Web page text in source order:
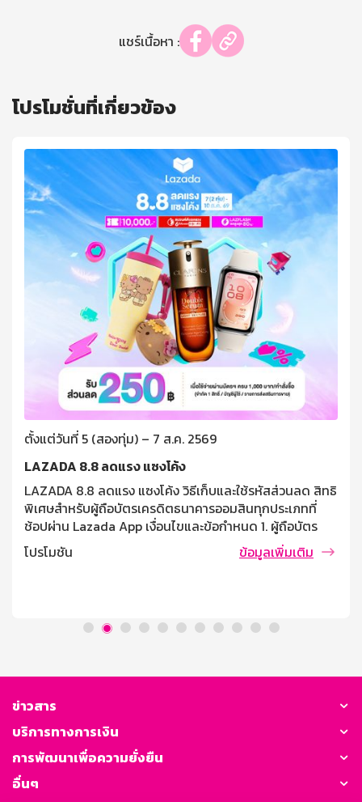
แชร์เนื้อหา :
โปรโมชั่นที่เกี่ยวข้อง
ตั้งแต่วันที่ 5 (สองทุ่ม) – 7 ส.ค. 2569
LAZADA 8.8 ลดแรง แซงโค้ง
LAZADA 8.8 ลดแรง แซงโค้ง วิธีเก็บและใช้รหัสส่วนลด สิทธิ
พิเศษสำหรับผู้ถือบัตรเครดิตธนาคารออมสินทุกประเภทที่
ช้อปผ่าน Lazada App เงื่อนไขและข้อกำหนด 1. ผู้ถือบัตร
เครดิตธนาคารออมสิน ที่ช้อปผ่าน Lazada App รับส่วนลด
250 บาท ต่อคำสั่งซื้อ เมื่อช้อปซื้อสินค้าที่ร่วมรายการครบ
เงินเท่านั้น 4. ลูกค้าสามารถสะสมยอดการใช้ต่างร้านค้าได้
ถูกปล่อยตั้งแต่วันที่ 5 (10.00 น.) – 7 (19.59 น.) สิงหาคม
2569 และสามารถใช้ได้ตั้งแต่วันที่ 7 [...]
โปรโมชัน ข้อมูลเพิ่มเติม
ข่าวสาร
บริการทางการเงิน
การพัฒนาเพื่อความยั่งยืน
อื่นๆ